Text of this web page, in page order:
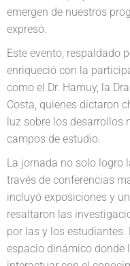
emergen de nuestros
expresó.
Este evento, respaldado
enriqueció con la
como el Dr. Hamuy, la
Costa, quienes dictaron
luz sobre los desarrollos
campos de estudio.
La jornada no solo logro
través de conferencias
incluyó exposiciones y
resaltaron las
por las y los estudiantes.
espacio dinámico donde